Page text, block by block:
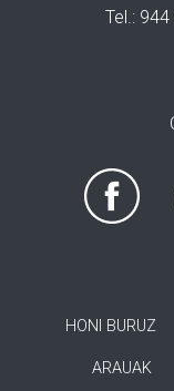
Tel.:
HONI BURUZ
ARAUAK